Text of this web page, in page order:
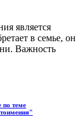
является
в семье, он
Важность
по теме